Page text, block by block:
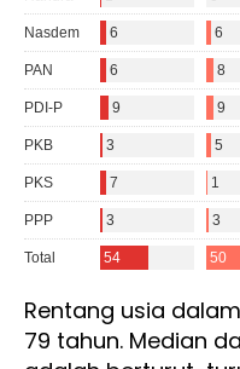
Rentang usia
79 tahun. Median